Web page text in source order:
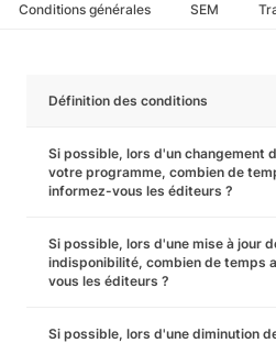
Conditions générales SEM
Définition des conditions
Si possible, lors d'un changement
votre programme, combien de
informez-vous les éditeurs ?
Si possible, lors d'une mise à jour
indisponibilité, combien de temps
vous les éditeurs ?
Si possible, lors d'une diminution